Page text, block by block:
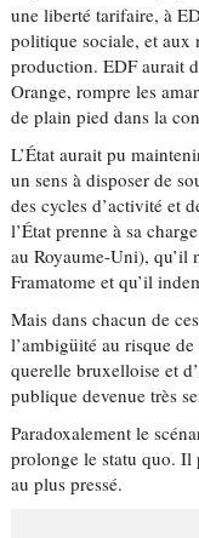
une liberté tarifaire, à
politique sociale, et aux
production. EDF aurait
Orange, rompre les
de plain pied dans la
L’État aurait pu
un sens à disposer de
des cycles d’activité et
l’État prenne à sa
au Royaume-Uni), qu’il
Framatome et qu’il
Mais dans chacun de
l’ambigüité au risque
querelle bruxelloise et
publique devenue très
Paradoxalement le
prolonge le statu quo. Il
au plus pressé.